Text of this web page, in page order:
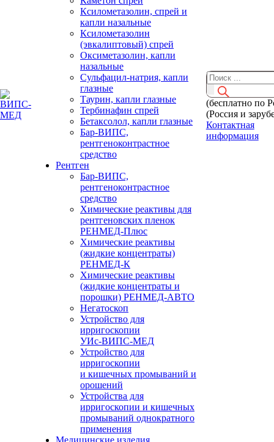
Ксилометазолин, спрей и
капли назальные
Ксилометазолин
(эвкалиптовый) спрей
Оксиметазолин, капли
назальные
Сульфацил-натрия, капли
глазные
Таурин, капли глазные
Тербинафин спрей
Бетаксолол, капли глазные
Бар-ВИПС,
рентгеноконтрастное
средство
Рентген
Бар-ВИПС,
рентгеноконтрастное
средство
Химические реактивы для
рентгеновских пленок
РЕНМЕД-Плюс
Химические реактивы
(жидкие концентраты)
РЕНМЕД-К
Химические реактивы
(жидкие концентраты и
порошки) РЕНМЕД-АВТО
Негатоскоп
Устройство для
ирригоскопии
УИс-ВИПС-МЕД
Устройство для
ирригоскопии
и кишечных промываний и
орошений
Устройства для
ирригоскопии и кишечных
промываний однократного
применения
(бесплатно по
(Россия и
Контактная
информация